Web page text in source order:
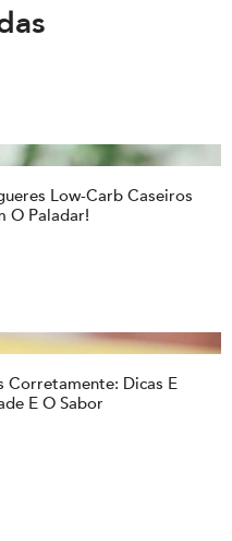
Low-Carb Caseiros
O Paladar!
Corretamente: Dicas E
E O Sabor